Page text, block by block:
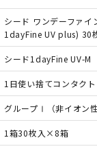
シード ワンデーファイ
1dayFine UV plus) 30
シード1dayFine UV-M
1日使い捨てコンタク
グループⅠ（非イオン
1箱30枚入×8箱